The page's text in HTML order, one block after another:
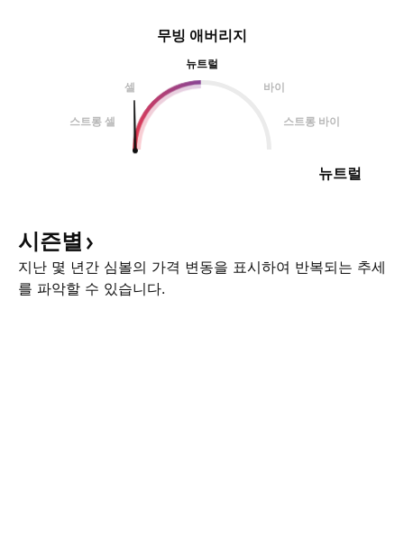
무빙 애버리지
뉴트럴
셀
바이
스트롱 셀 스트롱 바이
뉴트럴
시즌별
지난 몇 년간 심볼의 가격 변동을 표시하여 반복되는 추세
를 파악할 수 있습니다.